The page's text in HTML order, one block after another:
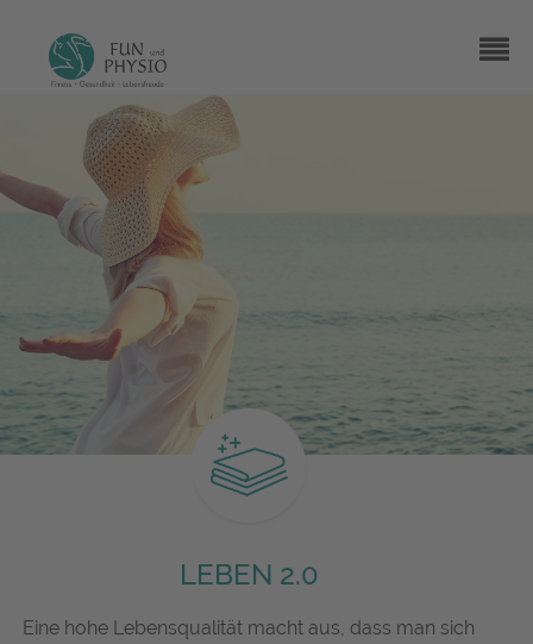
LEBEN 2.0
Eine hohe Lebensqualität macht aus, dass man sich